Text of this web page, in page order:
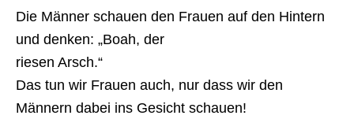
Die Männer schauen den Frauen auf den Hintern
und denken: „Boah, der
riesen Arsch.“
Das tun wir Frauen auch, nur dass wir den
Männern dabei ins Gesicht schauen!